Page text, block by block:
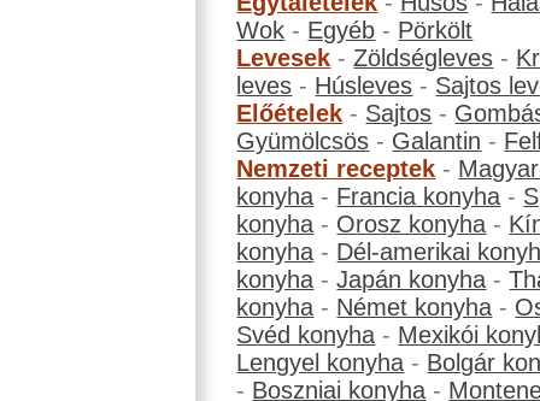
Wok - Egyéb - Pörkölt
Levesek -Zöldségleves -
leves - Húsleves - Sajtos
Előételek - Sajtos -
Gyümölcsös - Galantin -
Nemzeti receptek -
konyha - Francia konyha -
konyha - Orosz konyha -
konyha - Dél-amerikai
konyha -Japán konyha -
konyha - Német konyha -
Svéd konyha - Mexikói
Lengyel konyha - Bolgár
- Boszniai konyha -